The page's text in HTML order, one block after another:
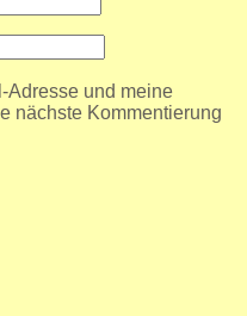
Adresse und meine
nächste Kommentierung